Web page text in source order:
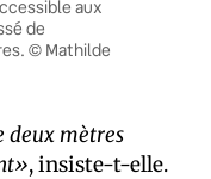
aux
de
© Mathilde
deux mètres
, insiste-t-elle.